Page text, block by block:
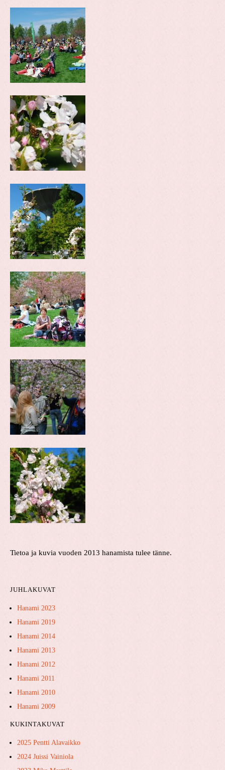
Tietoa ja kuvia vuoden 2013 hanamista tulee tänne.
JUHLAKUVAT
Hanami 2023
Hanami 2019
Hanami 2014
Hanami 2013
Hanami 2012
Hanami 2011
Hanami 2010
Hanami 2009
KUKINTAKUVAT
2025 Pentti Alavaikko
2024 Juissi Vainiola